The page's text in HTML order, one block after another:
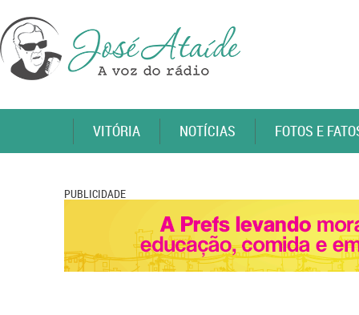
VITÓRIA NOTÍCIAS FOTOS E
PUBLICIDADE